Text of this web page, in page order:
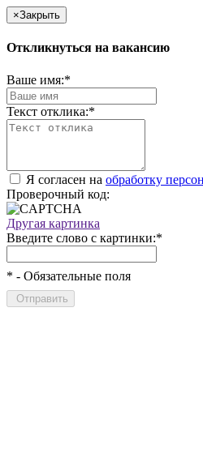
×Закрыть
Откликнуться на вакансию
Ваше имя:*
Текст отклика:*
Я согласен на обработку
Проверочный код:
Другая картинка
Введите слово с картинки:*
* - Обязательные поля